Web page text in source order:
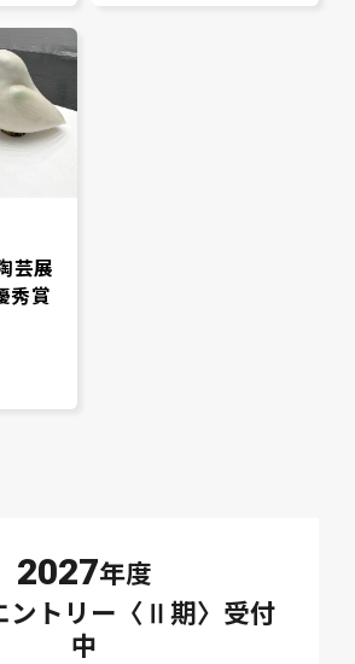
芸展
秀賞
2027年度
ントリー〈Ⅱ期〉受付
中